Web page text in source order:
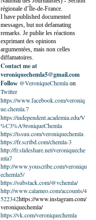
régionale d’Île-de-France.
I have published documented
messages, but not defamating
remarks. Je publie les réactions
exprimant des opinions
argumentées, mais non celles
diffamatoires.
Contact me at
veroniquechemla5@gmail.com
Follow @VeroniqueChemlaon
Twitter
https://www.facebook.com/veroniq
ue.chemla.7
https://independent.academia.edu/V
%C3%A9roniqueChemla
https://issuu.com/veroniquechemla
https://fr.scribd.com/chemla-3
http://fr.slideshare.net/veroniqueche
mla7
http://www.youscribe.com/veroniqu
echemla5/
https://substack.com/@vchemla/
http://www.calameo.com/accounts/4
522342https://www.instagram.com/
veroniquechemla/
https://vk.com/veroniquechemla